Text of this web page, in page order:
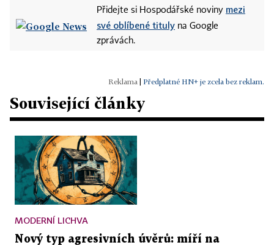
Přidejte si Hospodářské noviny mezi
své oblíbené tituly na Google
zprávách.
Předplatné HN+ je zcela bez reklam.
Související články
MODERNÍ LICHVA
Nový typ agresivních úvěrů: míří na